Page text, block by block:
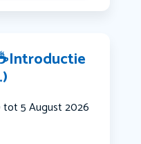
tot 5 August 2026